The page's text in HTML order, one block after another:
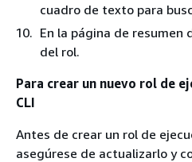
cuadro de texto para
En la página de resumen
del rol.
Para crear un nuevo rol de
CLI
Antes de crear un rol de
asegúrese de actualizarlo y